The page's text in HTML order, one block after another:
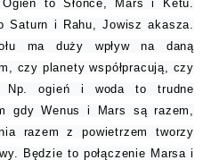
to Słońce, Mars i Ketu.
Saturn i Rahu, Jowisz akasza.
ma duży wpływ na daną
czy planety współpracują, czy
Np. ogień i woda to trudne
gdy Wenus i Mars są razem,
razem z powietrzem tworzy
Będzie to połączenie Marsa i